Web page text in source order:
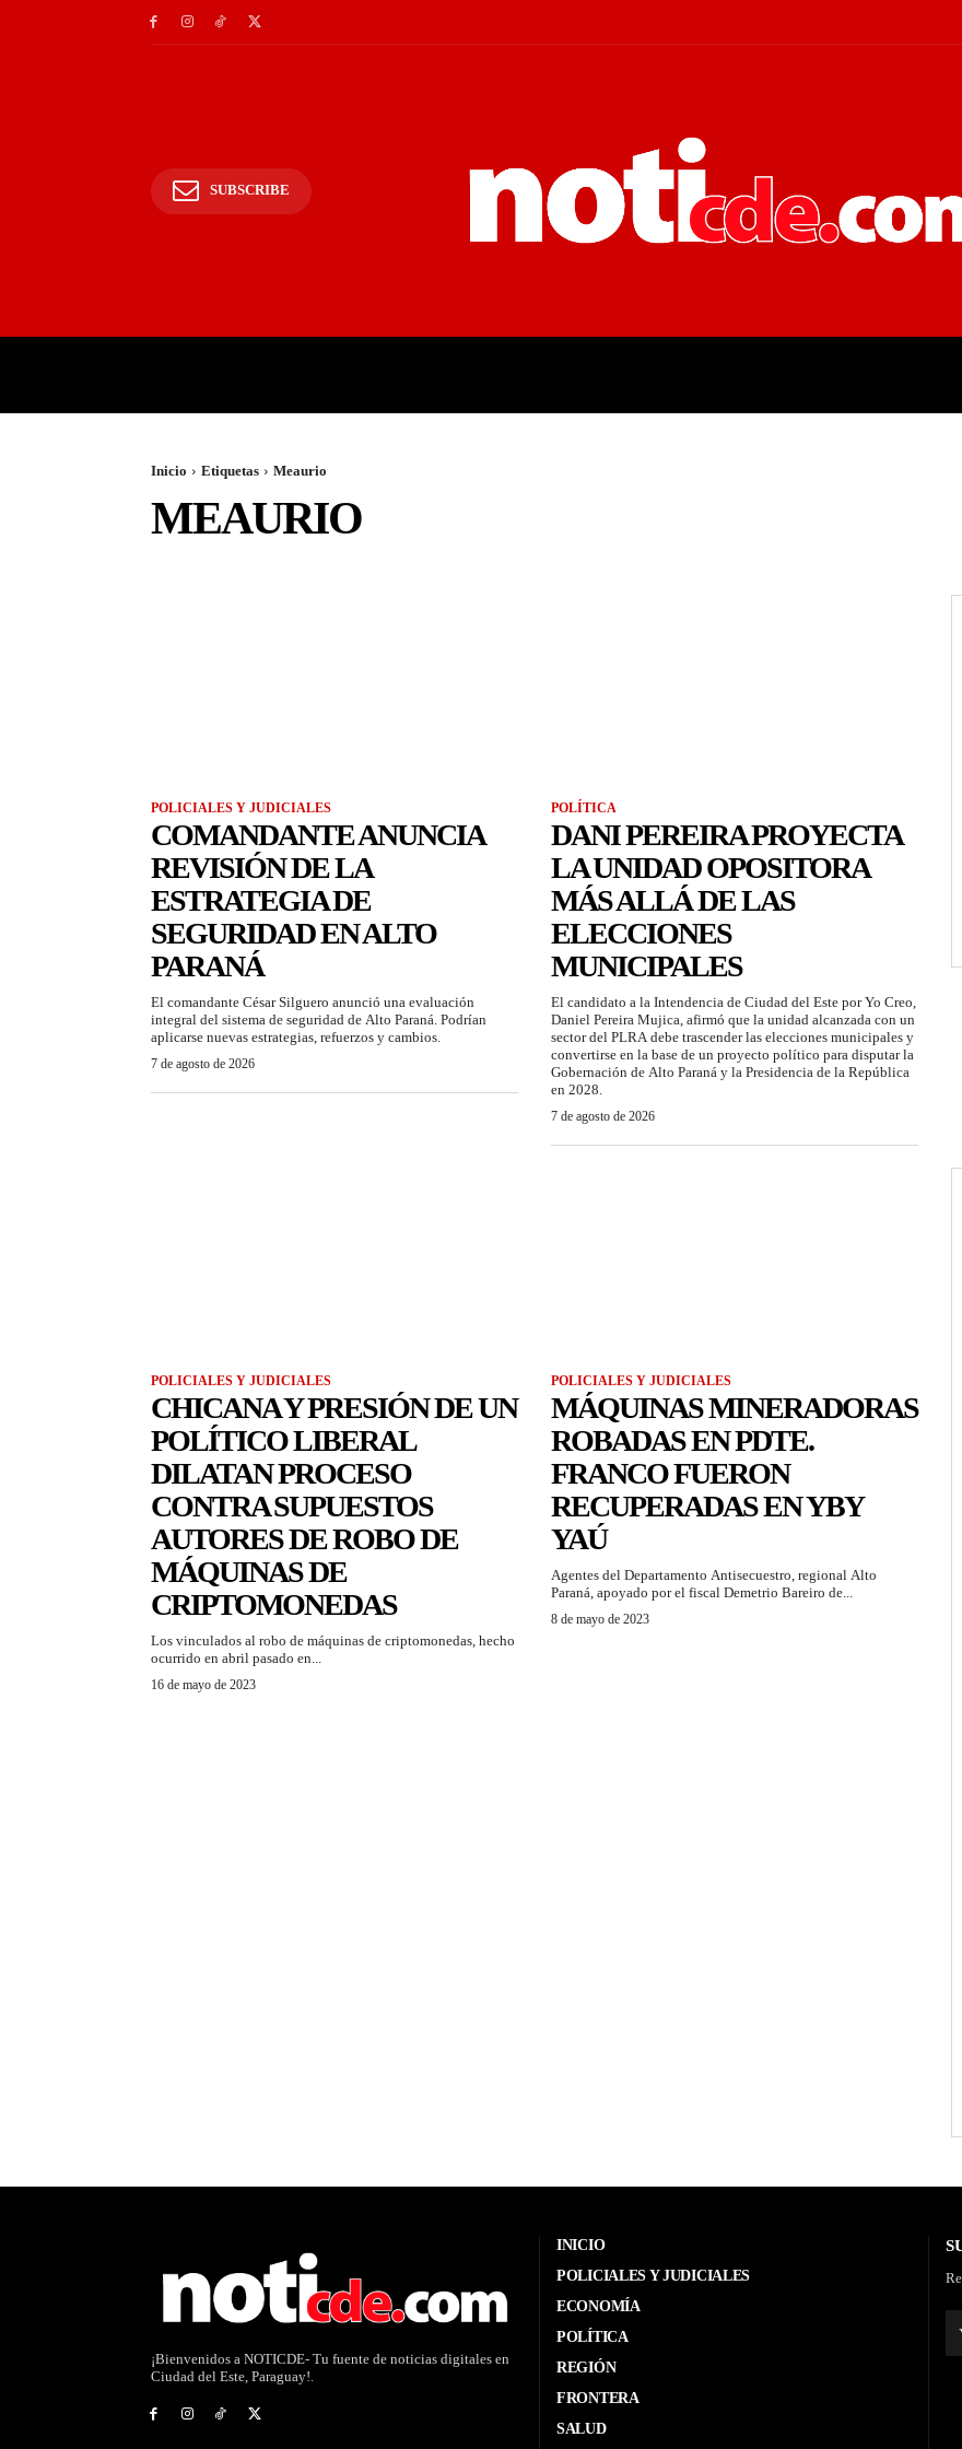
SUBSCRIBE
Inicio Etiquetas Meaurio
MEAURIO
POLICIALES Y JUDICIALES
COMANDANTE ANUNCIA
REVISIÓN DE LA
ESTRATEGIA DE
SEGURIDAD EN ALTO
PARANÁ
El comandante César Silguero anunció una evaluación
integral del sistema de seguridad de Alto Paraná. Podrían
aplicarse nuevas estrategias, refuerzos y cambios.
7 de agosto de 2026
POLÍTICA
DANI PEREIRA PROYECTA
LA UNIDAD OPOSITORA
MÁS ALLÁ DE LAS
ELECCIONES
MUNICIPALES
El candidato a la Intendencia de Ciudad del Este por Yo Creo,
Daniel Pereira Mujica, afirmó que la unidad alcanzada con un
sector del PLRA debe trascender las elecciones municipales y
convertirse en la base de un proyecto político para disputar la
Gobernación de Alto Paraná y la Presidencia de la República
en 2028.
7 de agosto de 2026
POLICIALES Y JUDICIALES
CHICANA Y PRESIÓN DE UN
POLÍTICO LIBERAL
DILATAN PROCESO
CONTRA SUPUESTOS
AUTORES DE ROBO DE
MÁQUINAS DE
CRIPTOMONEDAS
Los vinculados al robo de máquinas de criptomonedas, hecho
ocurrido en abril pasado en...
16 de mayo de 2023
POLICIALES Y JUDICIALES
MÁQUINAS MINERADORAS
ROBADAS EN PDTE.
FRANCO FUERON
RECUPERADAS EN YBY
YAÚ
Agentes del Departamento Antisecuestro, regional Alto
Paraná, apoyado por el fiscal Demetrio Bareiro de...
8 de mayo de 2023
¡Bienvenidos a NOTICDE- Tu fuente de noticias digitales en
Ciudad del Este, Paraguay!.
INICIO
POLICIALES Y JUDICIALES
ECONOMÍA
POLÍTICA
REGIÓN
FRONTERA
SALUD